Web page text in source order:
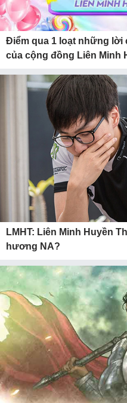
Điểm qua 1 loạt những lời
của cộng đồng Liên Minh
LMHT: Liên Minh Huyền
hương NA?